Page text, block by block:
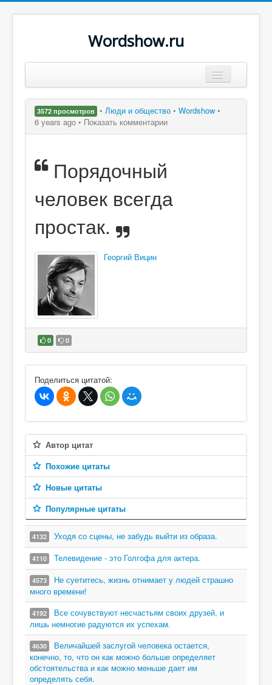
Wordshow.ru
Популярные цитаты
Поиск
3572 просмотров • Люди и общество • Wordshow •
6 years ago • Показать комментарии
Порядочный
человек всегда
простак.
Георгий Вицин
0 0
В избранное
Поделиться цитатой:
Автор цитат
Похожие цитаты
Новые цитаты
Популярные цитаты
4132 Уходя со сцены, не забудь выйти из образа.
4110 Телевидение - это Голгофа для актера.
4573
Не суетитесь, жизнь отнимает у людей страшно
много времени!
4192
Все сочувствуют несчастьям своих друзей, и
лишь немногие радуются их успехам.
4630
Величайшей заслугой человека остается,
конечно, то, что он как можно больше определяет
обстоятельства и как можно меньше дает им
определять себя.